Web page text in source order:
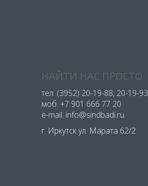
НАЙТИ НАС ПРОСТО
тел. (3952) 20-19-88, 20-19-93
моб. +7 901 666 77 20
e-mail: info@sindbadi.ru
г. Иркутск ул. Марата 62/2